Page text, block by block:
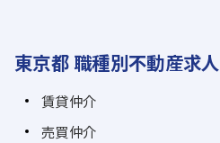
東京都 職種別不動産求人
賃貸仲介
売買仲介